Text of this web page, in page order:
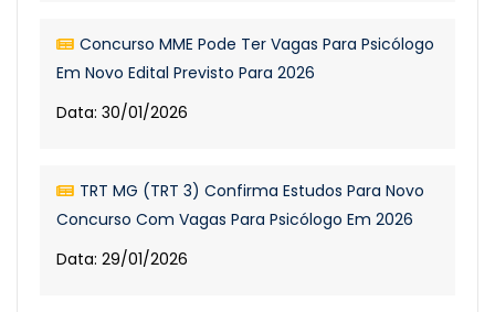
Concurso MME Pode Ter Vagas Para Psicólogo
Em Novo Edital Previsto Para 2026
Data: 30/01/2026
TRT MG (TRT 3) Confirma Estudos Para Novo
Concurso Com Vagas Para Psicólogo Em 2026
Data: 29/01/2026